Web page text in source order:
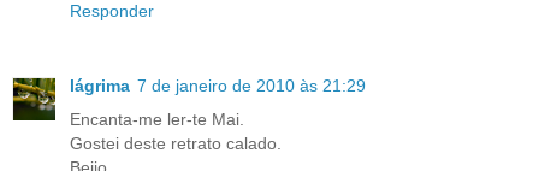
Responder
lágrima 7 de janeiro de 2010 às 21:29
Encanta-me ler-te Mai.
Gostei deste retrato calado.